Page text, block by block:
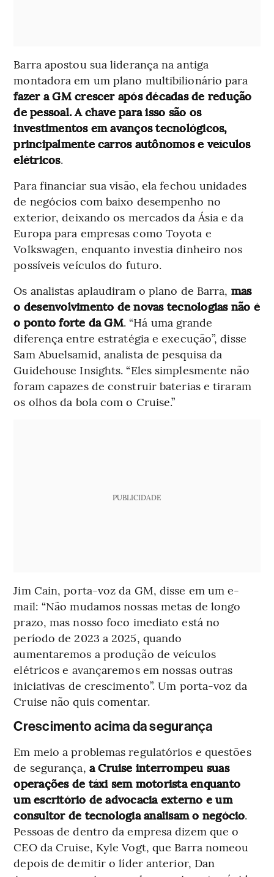
Barra apostou sua liderança na antiga
montadora em um plano multibilionário para
fazer a GM crescer após décadas de redução
de pessoal. A chave para isso são os
investimentos em avanços tecnológicos,
principalmente carros autônomos e veículos
elétricos.
Para financiar sua visão, ela fechou unidades
de negócios com baixo desempenho no
exterior, deixando os mercados da Ásia e da
Europa para empresas como Toyota e
Volkswagen, enquanto investia dinheiro nos
possíveis veículos do futuro.
Os analistas aplaudiram o plano de Barra, mas
o desenvolvimento de novas tecnologias não é
o ponto forte da GM. “Há uma grande
diferença entre estratégia e execução”, disse
Sam Abuelsamid, analista de pesquisa da
Guidehouse Insights. “Eles simplesmente não
foram capazes de construir baterias e tiraram
os olhos da bola com o Cruise.”
PUBLICIDADE
Jim Cain, porta-voz da GM, disse em um e-
mail: “Não mudamos nossas metas de longo
prazo, mas nosso foco imediato está no
período de 2023 a 2025, quando
aumentaremos a produção de veículos
elétricos e avançaremos em nossas outras
iniciativas de crescimento”. Um porta-voz da
Cruise não quis comentar.
Crescimento acima da segurança
Em meio a problemas regulatórios e questões
de segurança, a Cruise interrompeu suas
operações de táxi sem motorista enquanto
um escritório de advocacia externo e um
consultor de tecnologia analisam o negócio.
Pessoas de dentro da empresa dizem que o
CEO da Cruise, Kyle Vogt, que Barra nomeou
depois de demitir o líder anterior, Dan